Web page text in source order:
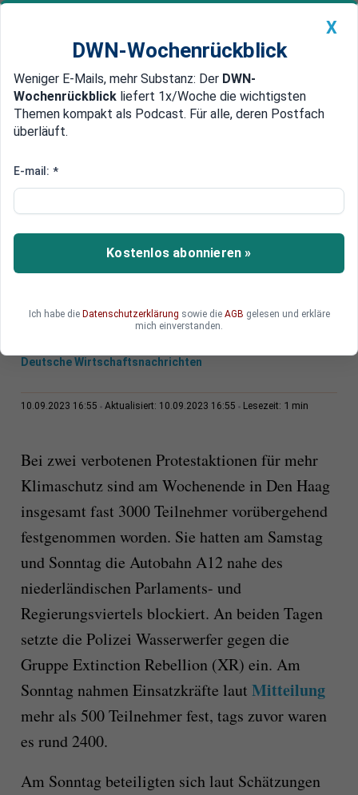
Newsticker MEIN DWN: Geldanlage Premium
Edelmetalle DWN-Magazin China
Fast 3000 Festnahmen bei
In Den Haag hat die Polizei am Wochenende
gegen Teilnehmer einer verbotenen Klima-
Demonstrationen von Extinction Rebellion
Deutsche Wirtschaftsnachrichten
10.09.2023 16:55 Aktualisiert: 10.09.2023 16:55 Lesezeit: 1 min
Bei zwei verbotenen Protestaktionen für mehr
Klimaschutz sind am Wochenende in Den Haag
insgesamt fast 3000 Teilnehmer vorübergehend
festgenommen worden. Sie hatten am Samstag
und Sonntag die Autobahn A12 nahe des
niederländischen Parlaments- und
Regierungsviertels blockiert. An beiden Tagen
setzte die Polizei Wasserwerfer gegen die
Gruppe Extinction Rebellion (XR) ein. Am
Sonntag nahmen Einsatzkräfte laut Mitteilung
mehr als 500 Teilnehmer fest, tags zuvor waren
es rund 2400.
Am Sonntag beteiligten sich laut Schätzungen
X
DWN-Wochenrückblick
Weniger E-Mails, mehr Substanz: Der DWN-
Wochenrückblick liefert 1x/Woche die wichtigsten
Themen kompakt als Podcast. Für alle, deren Postfach
überläuft.
E-mail: *
Kostenlos abonnieren »
Ich habe die Datenschutzerklärung sowie die AGB gelesen und erkläre
mich einverstanden.